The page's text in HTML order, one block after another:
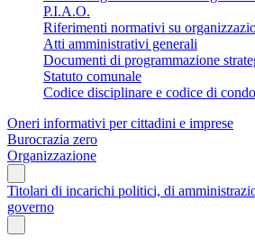
P.I.A.O.
Riferimenti normativi su
Atti amministrativi generali
Documenti di programmazione
Statuto comunale
Codice disciplinare e codice di
Oneri informativi per cittadini e imprese
Burocrazia zero
Organizzazione
Titolari di incarichi politici, di
governo